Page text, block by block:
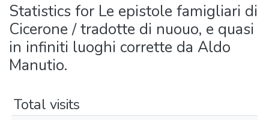
All of DSpace
Statistics for Le epistole famigliari di
Cicerone / tradotte di nuouo, e quasi
in infiniti luoghi corrette da Aldo
Manutio.
Total visits